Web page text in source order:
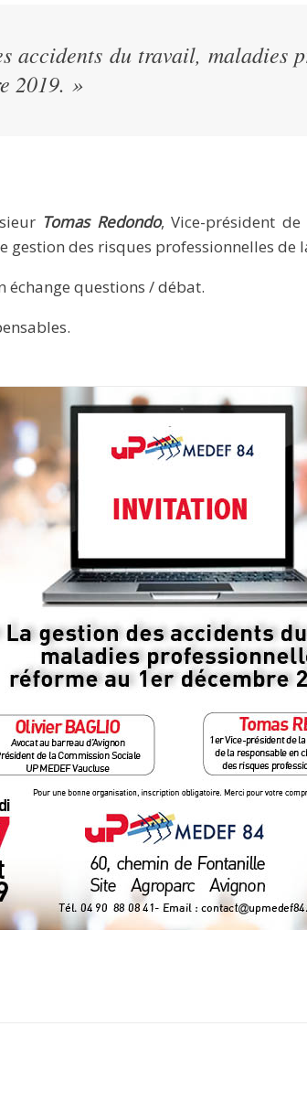
accidents du travail, maladies
2019. »
Tomas Redondo, Vice-président de
gestion des risques professionnelles de
échange questions / débat.